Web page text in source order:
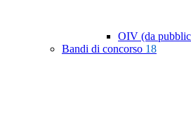
OIV (da
Bandi di concorso 18